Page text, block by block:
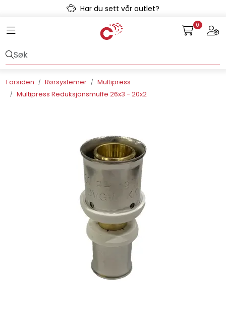
Skip to main contentHar du sett vår outlet?
Toggle navigation 0
Forsiden Rørsystemer
Multipress
Multipress Reduksjonsmuffe 26x3 - 20x2
Kulvert